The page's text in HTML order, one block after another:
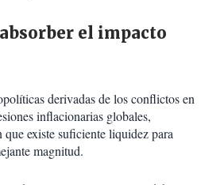
el impacto
derivadas de los conflictos en
inflacionarias globales,
que existe suficiente liquidez para
magnitud.